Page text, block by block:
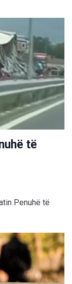
të
Penuhë të